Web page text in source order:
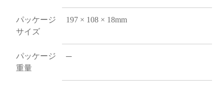
パッケージ
サイズ
197 × 108 × 18mm
パッケージ
重量
─